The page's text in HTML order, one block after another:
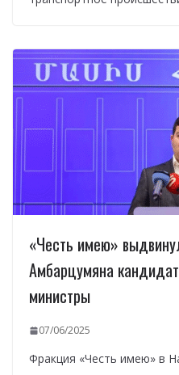
«Честь имею»
Амбарцумяна
министры
07/06/2025
Фракция «Честь имею» в